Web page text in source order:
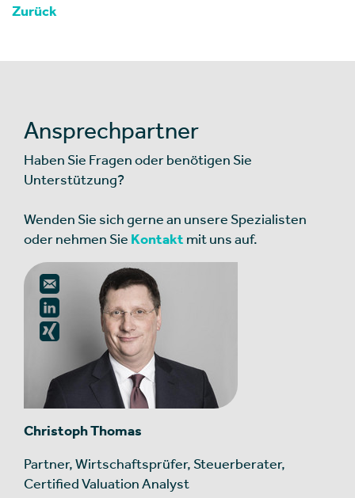
Zurück
Ansprechpartner
Haben Sie Fragen oder benötigen Sie
Unterstützung?
Wenden Sie sich gerne an unsere Spezialisten
oder nehmen Sie Kontaktmit uns auf.
Christoph Thomas
Partner, Wirtschaftsprüfer, Steuerberater,
Certified Valuation Analyst